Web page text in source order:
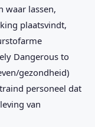
waar lassen,
plaatsvindt,
Dangerous to
gezondheid)
personeel dat
van